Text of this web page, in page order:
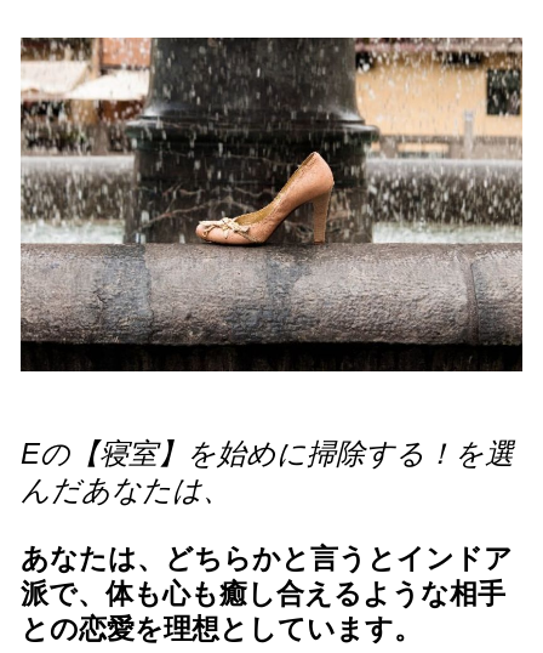
Eの【寝室】を始めに掃除する！を選
んだあなたは、
あなたは、どちらかと言うとインドア
派で、体も心も癒し合えるような相手
との恋愛を理想としています。